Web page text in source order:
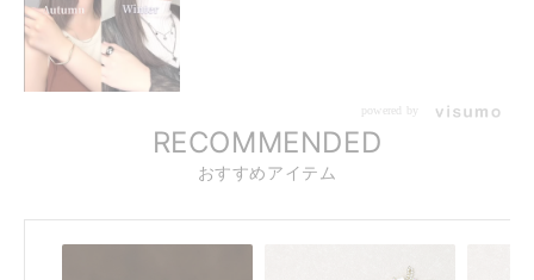
powered by
RECOMMENDED
おすすめアイテム